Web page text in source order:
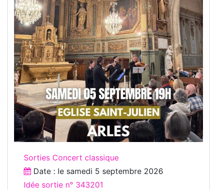
Sorties Concert classique
Date : le samedi 5 septembre 2026
Idée sortie n° 343201